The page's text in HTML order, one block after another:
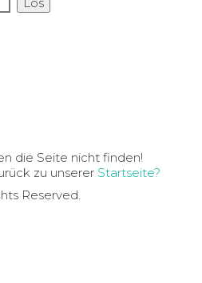
die Seite nicht finden!
zu unserer Startseite?
Reserved.